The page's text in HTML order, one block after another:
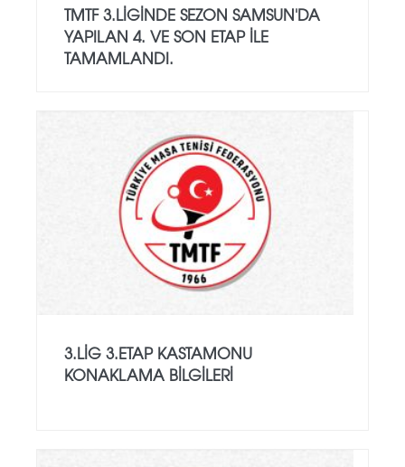
TMTF 3.LİGİNDE SEZON SAMSUN'DA
YAPILAN 4. VE SON ETAP İLE
TAMAMLANDI.
3.LİG 3.ETAP KASTAMONU
KONAKLAMA BILGILERI